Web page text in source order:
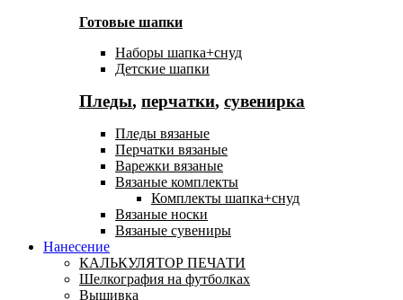
Готовые шапки
Наборы шапка+снуд
Детские шапки
Пледы, перчатки, сувенирка
Пледы вязаные
Перчатки вязаные
Варежки вязаные
Вязаные комплекты
Комплекты шапка+снуд
Вязаные носки
Вязаные сувениры
Нанесение
КАЛЬКУЛЯТОР ПЕЧАТИ
Шелкография на футболках
Вышивка